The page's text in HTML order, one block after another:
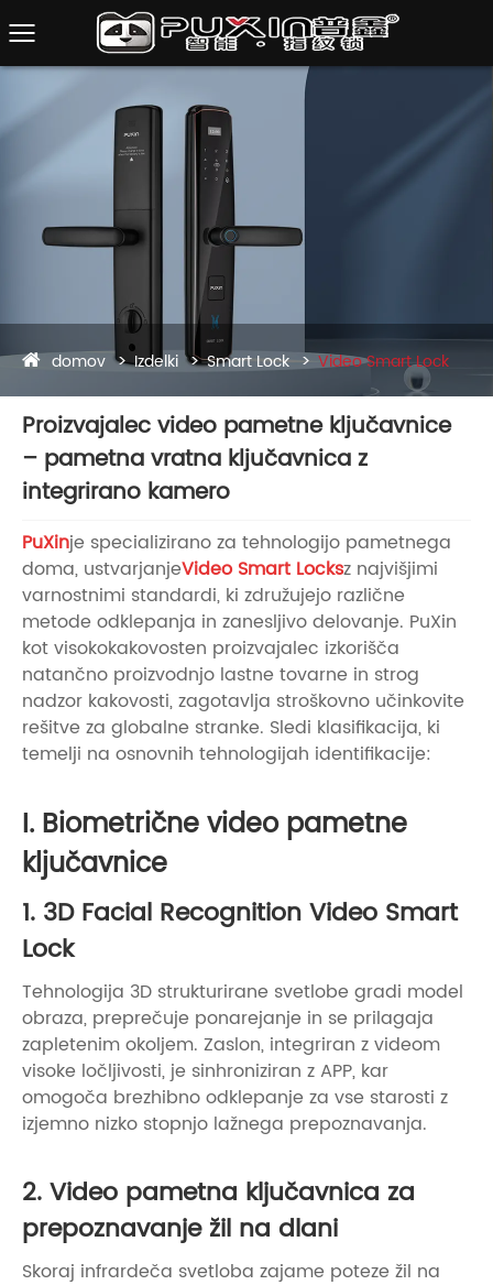
domov Izdelki Smart Lock Video Smart Lock
Proizvajalec video pametne ključavnice
– pametna vratna ključavnica z
integrirano kamero
PuXinje specializirano za tehnologijo pametnega
doma, ustvarjanjeVideo Smart Locksz najvišjimi
varnostnimi standardi, ki združujejo različne
metode odklepanja in zanesljivo delovanje. PuXin
kot visokokakovosten proizvajalec izkorišča
natančno proizvodnjo lastne tovarne in strog
nadzor kakovosti, zagotavlja stroškovno učinkovite
rešitve za globalne stranke. Sledi klasifikacija, ki
temelji na osnovnih tehnologijah identifikacije:
I. Biometrične video pametne
ključavnice
1. 3D Facial Recognition Video Smart
Lock
Tehnologija 3D strukturirane svetlobe gradi model
obraza, preprečuje ponarejanje in se prilagaja
zapletenim okoljem. Zaslon, integriran z videom
visoke ločljivosti, je sinhroniziran z APP, kar
omogoča brezhibno odklepanje za vse starosti z
izjemno nizko stopnjo lažnega prepoznavanja.
2. Video pametna ključavnica za
prepoznavanje žil na dlani
Skoraj infrardeča svetloba zajame poteze žil na